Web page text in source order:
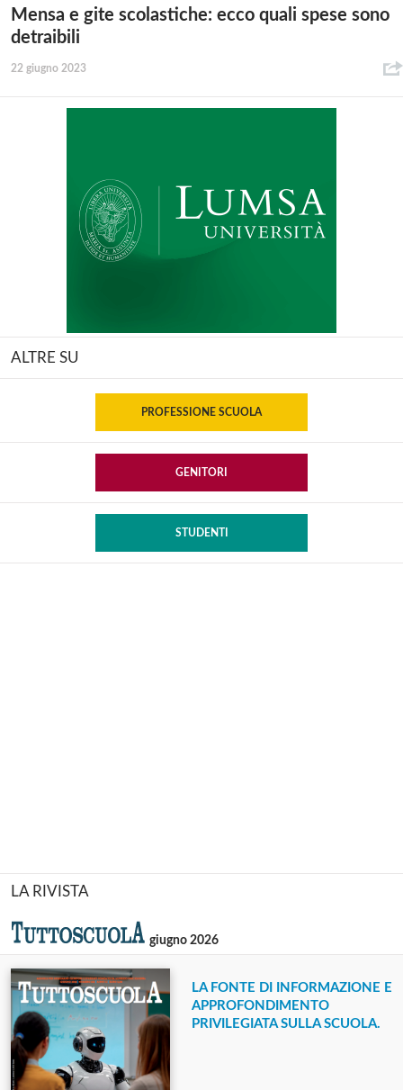
Mensa e gite scolastiche: ecco quali spese sono
detraibili
22 giugno 2023
ALTRE SU
PROFESSIONE SCUOLA
GENITORI
STUDENTI
LA RIVISTA
giugno 2026
LA FONTE DI INFORMAZIONE E
APPROFONDIMENTO
PRIVILEGIATA SULLA SCUOLA.